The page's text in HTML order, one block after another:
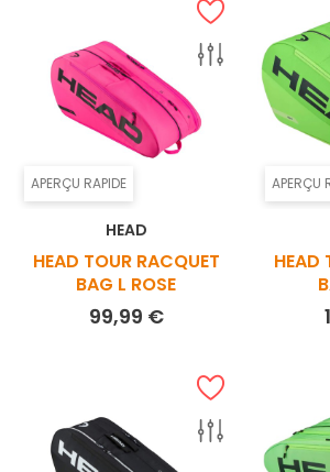
APERÇU RAPIDE
HEAD
HEAD TOUR RACQUET
BAG L ROSE
99,99 €Prix
APERÇU
HEAD